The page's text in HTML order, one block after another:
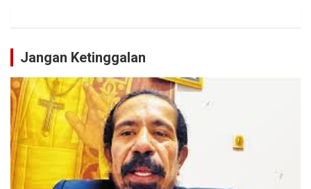
Jangan Ketinggalan